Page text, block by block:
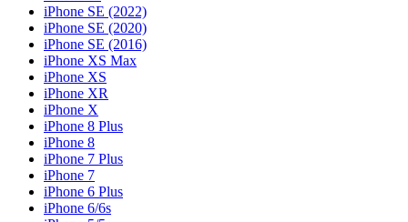
iPhone SE (2022)
iPhone SE (2020)
iPhone SE (2016)
iPhone XS Max
iPhone XS
iPhone XR
iPhone X
iPhone 8 Plus
iPhone 8
iPhone 7 Plus
iPhone 7
iPhone 6 Plus
iPhone 6/6s